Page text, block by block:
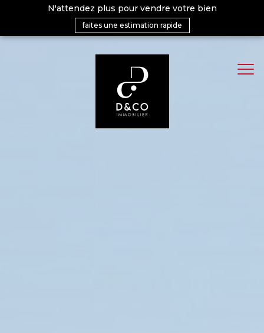
N'attendez plus pour vendre votre bien
faites une estimation rapide